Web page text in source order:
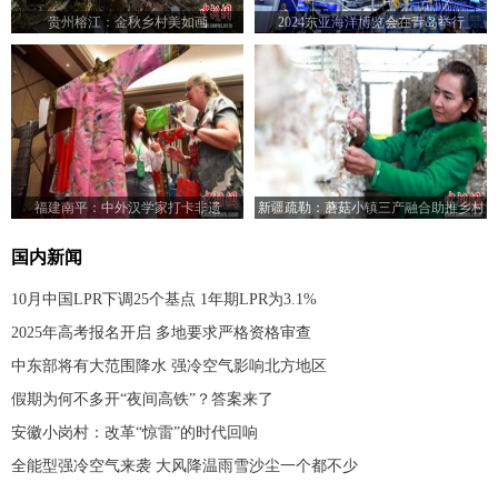
贵州榕江：金秋乡村美如画 2024东亚海洋博览会在青岛举行
福建南平：中外汉学家打卡非遗
新疆疏勒：蘑菇小镇三产融合助推乡村
国内新闻
10月中国LPR下调25个基点 1年期LPR为3.1%
2025年高考报名开启 多地要求严格资格审查
中东部将有大范围降水 强冷空气影响北方地区
假期为何不多开“夜间高铁”？答案来了
安徽小岗村：改革“惊雷”的时代回响
全能型强冷空气来袭 大风降温雨雪沙尘一个都不少